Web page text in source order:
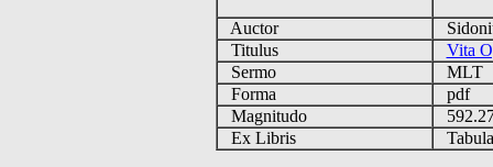
Auctor
Titulus
Vita
Sermo
MLT
Forma
pdf
Magnitudo
Ex Libris